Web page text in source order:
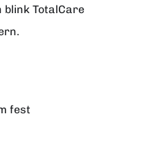
blink TotalCare
fest